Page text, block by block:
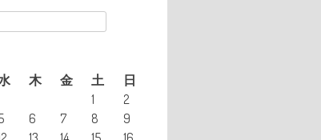
木 金 土
日
1
2
6 7 8
9